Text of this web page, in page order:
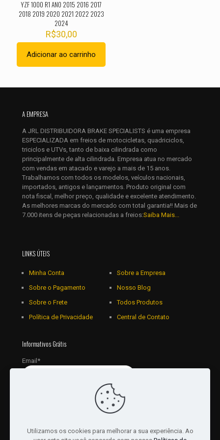
mail*
Salvar meus dados neste navegador para a próxima vez que
eu comentar.
YZF 1000 R1 ANO 2015 2016 2017
2018 2019 2020 2021 2022 2023
2024
R$30,00
Adicionar ao carrinho
A EMPRESA
A JRL DISTRIBUIDORA BRAKE SPECIALISTS é uma empresa
ESPECIALIZADA em freios de motocicletas, quadriciclos,
triciclos e UTVs, tanto de baixa cilindrada como
principalmente de alta cilindrada. Empresa atua no mercado
com vendas em atacado e varejo a mais de 15 anos.
Trabalhamos com todos os modelos, veículos nacionais,
importados, antigos e lançamentos. Produto original com
nota fiscal, melhor preço, qualidade e excelente atendimento.
As melhores marcas do mercado com total garantia!! Mais de
7.000 itens de peças relacionadas a freios:Saiba Mais...
LINKS ÚTEIS
Minha Conta
Sobre o Pagamento
Sobre o Frete
Política de Privacidade
Sobre a Empresa
Nosso Blog
Todos Produtos
Central de Contato
Informativos Grátis
Email*
Utilizamos os cookies para melhorar a sua experiência. Ao